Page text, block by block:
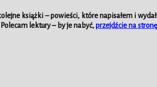
książki – powieści, które napisałem i
lektury – by je nabyć,przejdźcie na